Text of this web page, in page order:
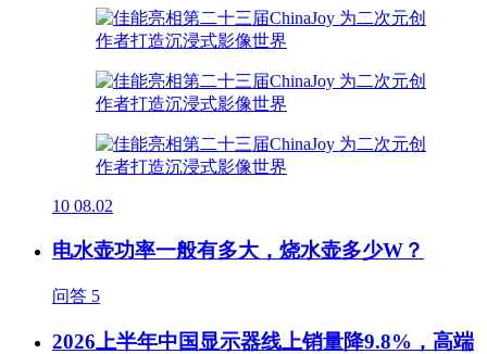
10 08.02
电水壶功率一般有多大，烧水壶多少W？
问答 5
2026上半年中国显示器线上销量降9.8%，高端